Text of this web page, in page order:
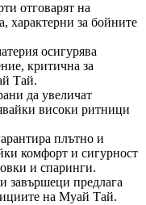
отговарят на
характерни за бойните
осигурява
критична за
Тай.
да увеличат
високи ритници
плътно и
комфорт и сигурност
и спаринги.
завършеци предлага
на Муай Тай.